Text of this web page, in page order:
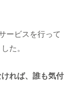
ービスを行って
た。
れば、誰も気付